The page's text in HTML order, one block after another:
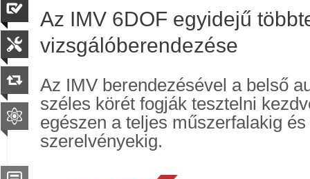
Az IMV 6DOF egyidejű
vizsgálóberendezése
Az IMV berendezésével a belső
széles körét fogják tesztelni
egészen a teljes műszerfalakig
szerelvényekig.